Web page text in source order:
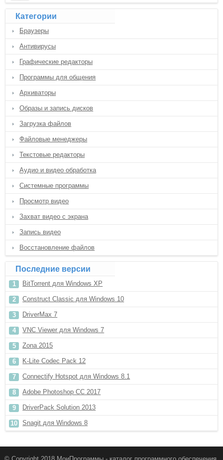
Категории
Браузеры
Антивирусы
Графические редакторы
Программы для общения
Архиваторы
Образы и запись дисков
Загрузка файлов
Файловые менеджеры
Текстовые редакторы
Аудио и видео обработка
Системные программы
Просмотр видео
Захват видео с экрана
Запись видео
Восстановление файлов
Последние версии
BitTorrent для Windows XP
Construct Classic для Windows 10
DriverMax 7
VNC Viewer для Windows 7
Zona 2015
K-Lite Codec Pack 12
Connectify Hotspot для Windows 8.1
Adobe Photoshop CC 2017
DriverPack Solution 2013
Snagit для Windows 8